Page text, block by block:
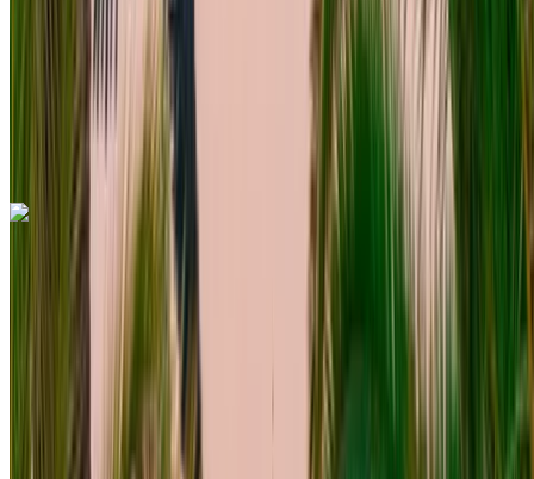
التأمين مشمول
ناقل حركة أوتوماتيكي
توصيل مجاني
مطار الرباط-سلا
الدولي, الرباط
مطار الرباط-سلا الدولي, الرباط
هل تعجبك السيارة المعروضة؟
فولكس فاغن طوارق آر لاين 2023
مطار الرباط-سلا الدولي, الرباط
دفع رباعي